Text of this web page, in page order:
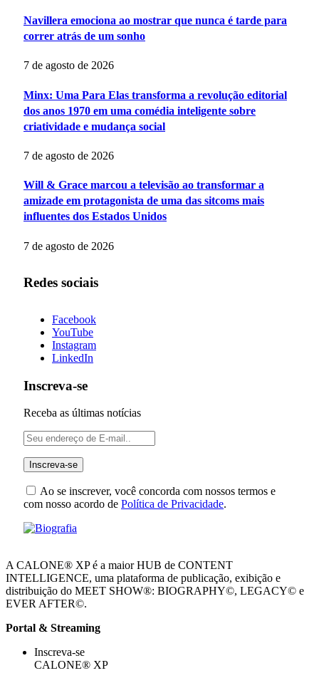
Navillera emociona ao mostrar que nunca é tarde para
correr atrás de um sonho
7 de agosto de 2026
Minx: Uma Para Elas transforma a revolução editorial
dos anos 1970 em uma comédia inteligente sobre
criatividade e mudança social
7 de agosto de 2026
Will & Grace marcou a televisão ao transformar a
amizade em protagonista de uma das sitcoms mais
influentes dos Estados Unidos
7 de agosto de 2026
Redes sociais
Facebook
YouTube
Instagram
LinkedIn
Inscreva-se
Receba as últimas notícias
Ao se inscrever, você concorda com nossos termos e
com nosso acordo de Política de Privacidade.
A CALONE® XP é a maior HUB de CONTENT
INTELLIGENCE, uma plataforma de publicação, exibição e
distribuição do MEET SHOW®: BIOGRAPHY©, LEGACY© e
EVER AFTER©.
Portal & Streaming
Inscreva-se
CALONE® XP